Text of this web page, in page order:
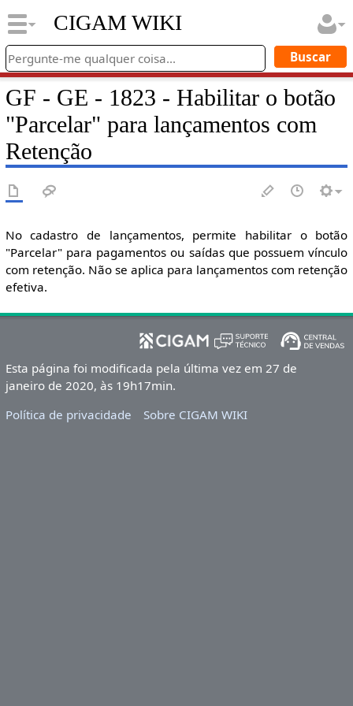
CIGAM WIKI
GF - GE - 1823 - Habilitar o botão
"Parcelar" para lançamentos com
Retenção
No cadastro de lançamentos, permite habilitar o botão
"Parcelar" para pagamentos ou saídas que possuem vínculo
com retenção. Não se aplica para lançamentos com retenção
efetiva.
Esta página foi modificada pela última vez em 27 de
janeiro de 2020, às 19h17min.
Política de privacidade
Sobre CIGAM WIKI